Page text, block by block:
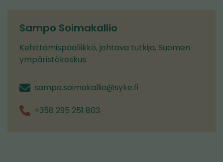
Sampo Soimakallio
Kehittämispäällikkö, johtava tutkija, Suomen
ympäristökeskus
sampo.soimakallio@syke.fi
+358 295 251 803